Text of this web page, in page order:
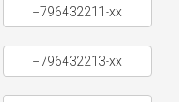
+796432211-xx
+796432213-xx